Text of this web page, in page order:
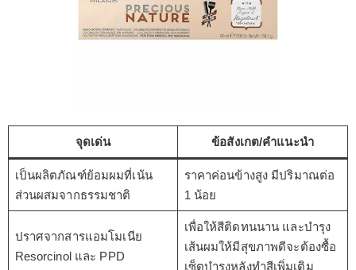
จุดเด่น ข้อสังเกต/คำแนะนำ
เป็นผลิตภัณฑ์ย้อมผมที่เน้น
ส่วนผสมจากธรรมชาติ
ราคาค่อนข้างสูง มีปริมาณต่อ
1 น้อย
ปราศจากสารแอมโมเนีย
Resorcinol และ PPD
เพื่อให้สีติดทนนาน และบำรุง
เส้นผมให้มีสุขภาพดีจะต้องซื้อ
เซ็ตบำรุงหลังทำสีเพิ่มเติม